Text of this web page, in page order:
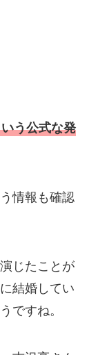
う公式な発
情報も確認
じたことが
結婚してい
ですね。